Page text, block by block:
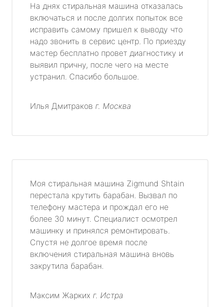
На днях стиральная машина отказалась
включаться и после долгих попыток все
исправить самому пришел к выводу что
надо звонить в сервис центр. По приезду
мастер бесплатно провет диагностику и
выявил причну, после чего на месте
устранил. Спасибо большое.
Илья Дмитраков г. Москва
Моя стиральная машина Zigmund Shtain
перестала крутить барабан. Вызвал по
телефону мастера и прождал его не
более 30 минут. Специалист осмотрел
машинку и принялся ремонтировать.
Спустя не долгое время после
включения стиральная машина вновь
закрутила барабан.
Максим Жарких г. Истра